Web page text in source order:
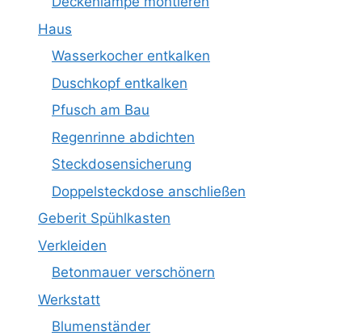
Haus
Wasserkocher entkalken
Duschkopf entkalken
Pfusch am Bau
Regenrinne abdichten
Steckdosensicherung
Doppelsteckdose anschließen
Geberit Spühlkasten
Verkleiden
Betonmauer verschönern
Werkstatt
Blumenständer